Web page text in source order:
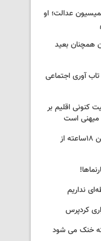
عدالت؛ او
همچنان بعید
آوری اجتماعی
اقلیم بر
میهنی است
«قانون چارچوب» پس از ماراتن ۱۸ساعته از
نداریم
خنک می شود